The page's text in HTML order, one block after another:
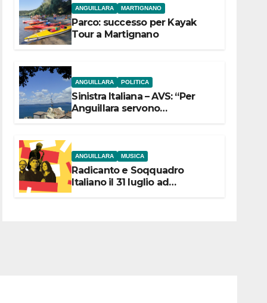
ANGUILLARA MARTIGNANO
Parco: successo per Kayak
Tour a Martignano
ANGUILLARA POLITICA
Sinistra Italiana – AVS: “Per
Anguillara servono
ANGUILLARA MUSICA
Radicanto e Soqquadro
Italiano il 31 luglio ad